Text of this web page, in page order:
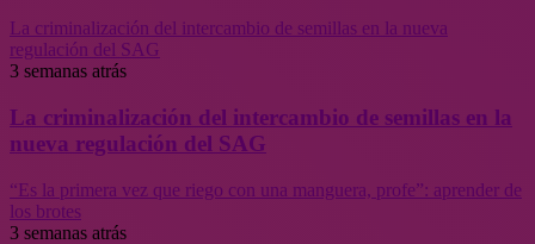
La criminalización del intercambio de semillas en la nueva
regulación del SAG
3 semanas atrás
La criminalización del intercambio de semillas en la
nueva regulación del SAG
“Es la primera vez que riego con una manguera, profe”: aprender de
los brotes
3 semanas atrás